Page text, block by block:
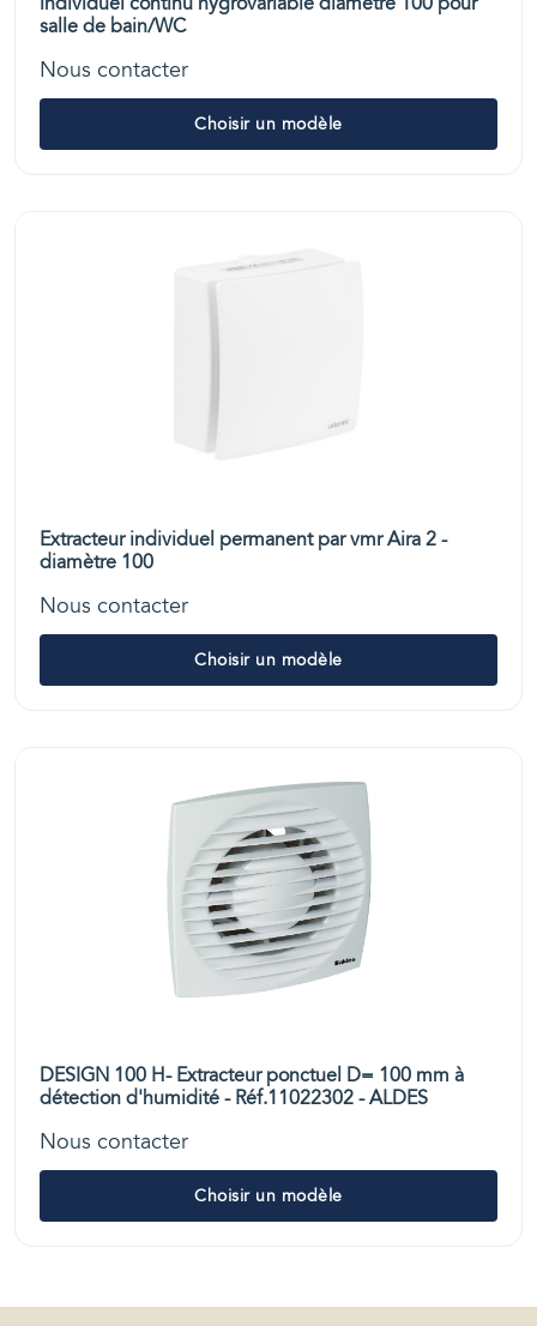
salle de bain/WC
Nous contacter
Choisir un modèle
Extracteur individuel permanent par vmr Aira 2 -
diamètre 100
Nous contacter
Choisir un modèle
DESIGN 100 H- Extracteur ponctuel D= 100 mm à
détection d'humidité - Réf.11022302 - ALDES
Nous contacter
Choisir un modèle